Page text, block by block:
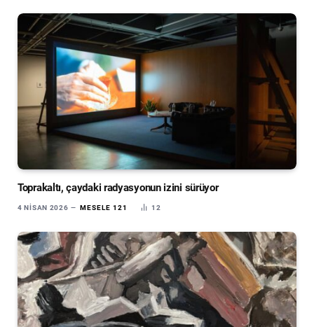
Toprakaltı, çaydaki radyasyonun izini sürüyor
4 NISAN 2026 MESELE 121 12